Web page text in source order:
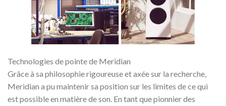
Technologies de pointe de Meridian
Grâce à sa philosophie rigoureuse et axée sur la recherche,
Meridian a pu maintenir sa position sur les limites de ce qui
est possible en matière de son. En tant que pionnier des